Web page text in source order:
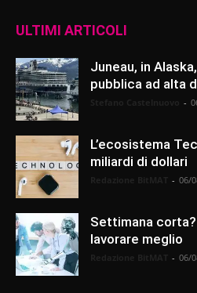
ULTIMI ARTICOLI
Juneau, in
pubblica ad alta
-
L’ecosistema
miliardi di dollari
- 06/
Settimana
lavorare meglio
- 06/